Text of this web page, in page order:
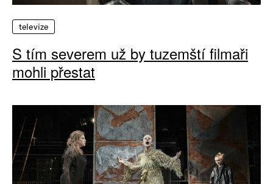
televize
S tím severem už by tuzemští filmaři
mohli přestat